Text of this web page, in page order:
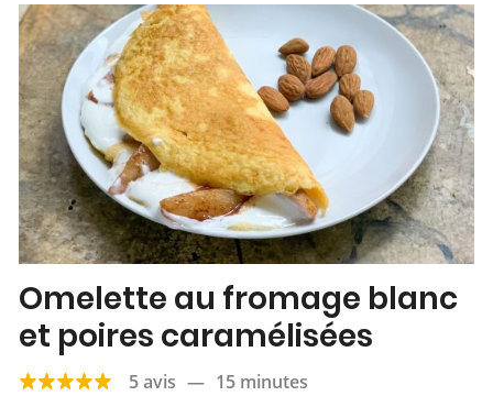
Omelette au fromage blanc
et poires caramélisées
5 avis — 15 minutes